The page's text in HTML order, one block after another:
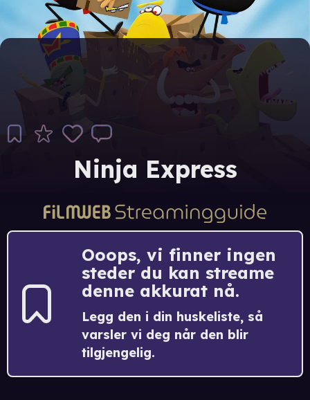
Ninja Express
Ooops, vi finner ingen
steder du kan streame
denne akkurat nå.
Legg den i din huskeliste, så
varsler vi deg når den blir
tilgjengelig.